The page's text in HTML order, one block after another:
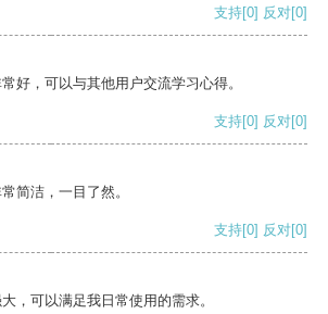
支持[0] 反对[0]
好，可以与其他用户交流学习心得。
支持[0] 反对[0]
简洁，一目了然。
支持[0] 反对[0]
，可以满足我日常使用的需求。